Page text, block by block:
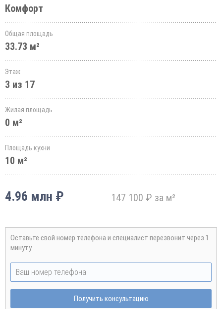
Комфорт
Общая площадь
33.73 м²
Этаж
3 из 17
Жилая площадь
0 м²
Площадь кухни
10 м²
4.96 млн ₽ 147 100 ₽ за м²
Оставьте свой номер телефона и специалист перезвонит через 1
минуту
Получить консультацию